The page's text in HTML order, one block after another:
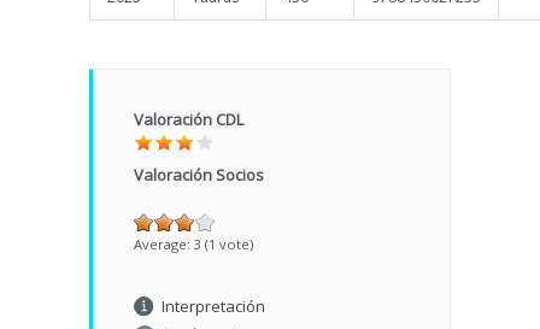
Valoración CDL
Valoración Socios
Average: 3 (1 vote)
Interpretación